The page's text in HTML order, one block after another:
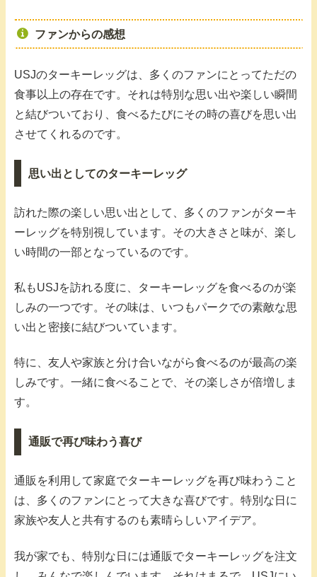
ファンからの感想
USJのターキーレッグは、多くのファンにとってただの
食事以上の存在です。それは特別な思い出や楽しい瞬間
と結びついており、食べるたびにその時の喜びを思い出
させてくれるのです。
思い出としてのターキーレッグ
訪れた際の楽しい思い出として、多くのファンがターキ
ーレッグを特別視しています。その大きさと味が、楽し
い時間の一部となっているのです。
私もUSJを訪れる度に、ターキーレッグを食べるのが楽
しみの一つです。その味は、いつもパークでの素敵な思
い出と密接に結びついています。
特に、友人や家族と分け合いながら食べるのが最高の楽
しみです。一緒に食べることで、その楽しさが倍増しま
す。
通販で再び味わう喜び
通販を利用して家庭でターキーレッグを再び味わうこと
は、多くのファンにとって大きな喜びです。特別な日に
家族や友人と共有するのも素晴らしいアイデア。
我が家でも、特別な日には通販でターキーレッグを注文